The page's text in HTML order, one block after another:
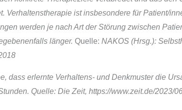
Verhaltenstherapie ist insbesondere für Patient/
werden je nach Art der Störung zwischen
länger. Quelle: NAKOS (Hrsg.):
dass erlernte Verhaltens- und Denkmuster die
Quelle: Die Zeit, https://www.zeit.de/2023/